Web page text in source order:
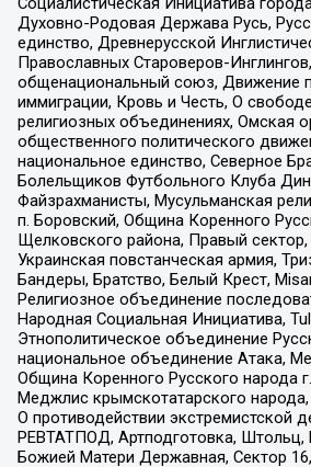
Духовно-Родовая Держава Русь,
единство, Древнерусской
Православных Староверов-
общенациональный союз, Движение
иммиграции, Кровь и Честь, О
религиозных объединениях, Омская
общественного политического
национальное единство, Северное
Болельщиков Футбольного Клуба
Файзрахманисты, Мусульманская
п. Боровский, Община Коренного
Щелковского района, Правый
Украинская повстанческая армия,
Бандеры, Братство, Белый Крест,
Религиозное объединение
Народная Социальная Инициатива,
Этнополитическое объединение
национальное объединение Атака,
Община Коренного Русского народа
Меджлис крымскотатарского
О противодействии экстремистской
РЕВТАТПОД, Артподготовка, Штольц,
Божией Матери Державная, Сектор